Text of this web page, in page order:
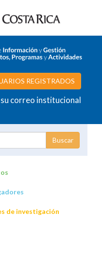
REGISTRADOS
correo institucional
de investigación